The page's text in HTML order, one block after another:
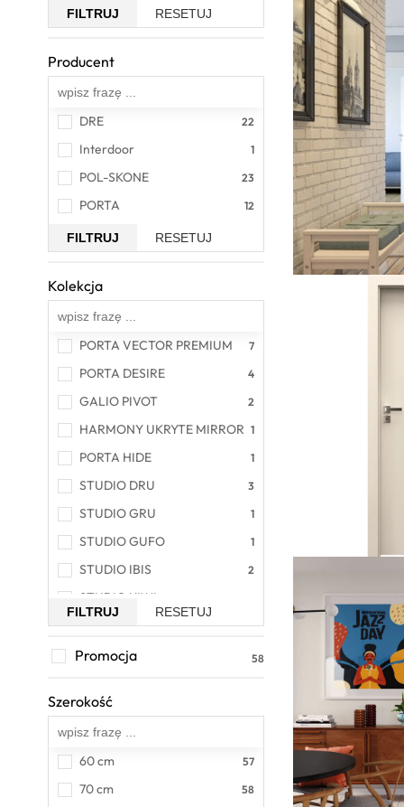
FILTRUJ RESETUJ
Producent
DRE
Interdoor
POL-SKONE
PORTA
FILTRUJ RESETUJ
Kolekcja
PORTA VECTOR PREMIUM
PORTA DESIRE
GALIO PIVOT
HARMONY UKRYTE MIRROR
PORTA HIDE
STUDIO DRU
STUDIO GRU
STUDIO GUFO
STUDIO IBIS
STUDIO KIWI
STUDIO KIWI LIGHT
STUDIO MERLO
STUDIO STU
STUDIO VERDO
Supreme by K. Miruć City
Supreme by K. Miruć
FILTRUJ RESETUJ
Promocja
Szerokość
60 cm
70 cm